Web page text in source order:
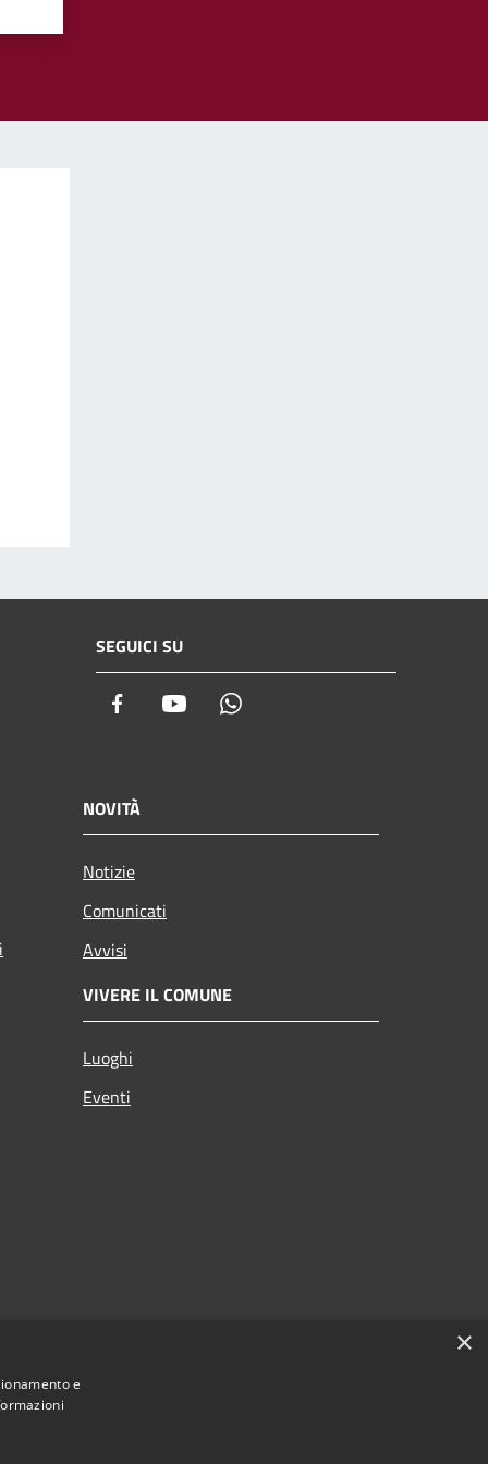
SEGUICI SU
Facebook Youtube
NOVITÀ
Notizie
Comunicati
Avvisi
VIVERE IL COMUNE
Luoghi
Eventi
×
e